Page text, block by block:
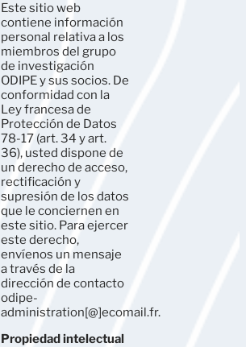
Este sitio web
contiene información
personal relativa a los
miembros del grupo
de investigación
ODIPE y sus socios. De
conformidad con la
Ley francesa de
Protección de Datos
78-17 (art. 34 y art.
36), usted dispone de
un derecho de acceso,
rectificación y
supresión de los datos
que le conciernen en
este sitio. Para ejercer
este derecho,
envíenos un mensaje
a través de la
dirección de contacto
odipe-
administration[@]ecomail.fr.
Propiedad intelectual